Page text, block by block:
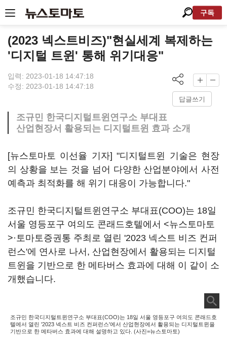
구독
(2023 넥스트비즈)"현실세계 복제하는
'디지털 트윈' 통해 위기대응"
입력: 2023-01-18 14:47:18
수정: 2023-01-18 14:47:18
답글쓰기
조규민 한국디지털트윈연구소 부대표
산업현장서 활용되는 디지털트윈 효과 소개
[뉴스토마토 이선율 기자] "디지털트윈 기술은 현장
의 상황을 보는 것을 넘어 다양한 산업분야에서 사전
예측과 최적화를 해 위기 대응이 가능합니다."
조규민 한국디지털트윈연구소 부대표(COO)는 18일
서울 영등포구 여의도 콘래드호텔에서 <뉴스토마토
>·토마토증권통 주최로 열린 '2023 넥스트 비즈 컨퍼
런스'에 연사로 나서, 산업현장에서 활용되는 디지털
트윈을 기반으로 한 메타버스 효과에 대해 이 같이 소
개했습니다.
조규민 한국디지털트윈연구소 부대표(COO)는 18일 서울 영등포구 여의도 콘래드호
텔에서 열린 '2023 넥스트 비즈 컨퍼런스'에서 산업현장에서 활용되는 디지털트윈을
기반으로 한 메타버스 효과에 대해 설명하고 있다. (사진=뉴스토마토)